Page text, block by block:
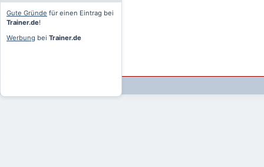
Gute Gründe für einen Eintrag bei
Trainer.de!
Werbung bei Trainer.de